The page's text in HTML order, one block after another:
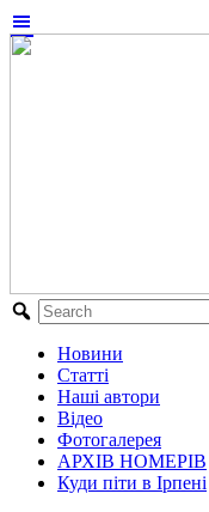
Новини
Статті
Наші автори
Відео
Фотогалерея
АРХІВ НОМЕРІВ
Куди піти в Ірпені